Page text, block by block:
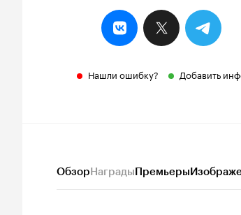
Нашли ошибку? Добавить
ОбзорНаградыПремьеры